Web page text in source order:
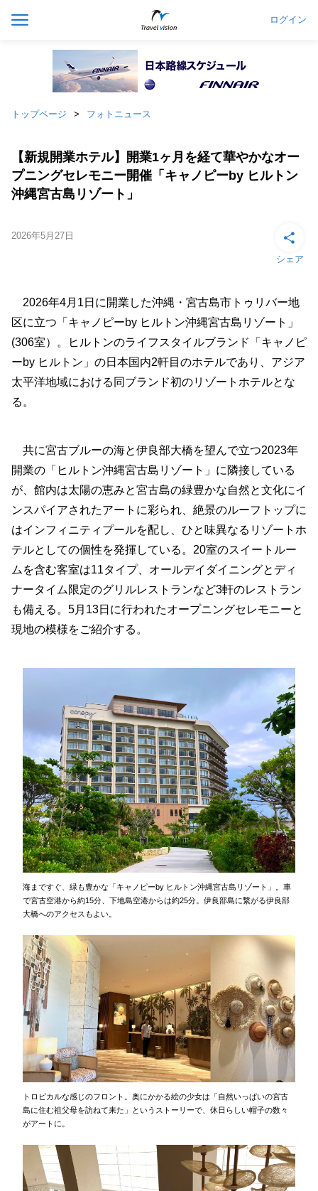
ログイン
トップページ フォトニュース
【新規開業ホテル】開業1ヶ月を経て華やかなオー
プニングセレモニー開催「キャノピーby ヒルトン
沖縄宮古島リゾート」
2026年5月27日
シェア
2026年4月1日に開業した沖縄・宮古島市トゥリバー地
区に立つ「キャノピーby ヒルトン沖縄宮古島リゾート」
(306室）。ヒルトンのライフスタイルブランド「キャノピ
ーby ヒルトン」の日本国内2軒目のホテルであり、アジア
太平洋地域における同ブランド初のリゾートホテルとな
る。
共に宮古ブルーの海と伊良部大橋を望んで立つ2023年
開業の「ヒルトン沖縄宮古島リゾート」に隣接している
が、館内は太陽の恵みと宮古島の緑豊かな自然と文化にイ
ンスパイアされたアートに彩られ、絶景のルーフトップに
はインフィニティプールを配し、ひと味異なるリゾートホ
テルとしての個性を発揮している。20室のスイートルー
ムを含む客室は11タイプ、オールデイダイニングとディ
ナータイム限定のグリルレストランなど3軒のレストラン
も備える。5月13日に行われたオープニングセレモニーと
現地の模様をご紹介する。
海まですぐ、緑も豊かな「キャノピーby ヒルトン沖縄宮古島リゾート」。車
で宮古空港から約15分、下地島空港からは約25分。伊良部島に繋がる伊良部
大橋へのアクセスもよい。
トロピカルな感じのフロント。奥にかかる絵の少女は「自然いっぱいの宮古
島に住む祖父母を訪ねて来た」というストーリーで、休日らしい帽子の数々
がアートに。